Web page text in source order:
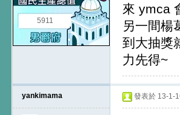
5911
來 ymca
另一間楊
到大抽獎
力先得~
yankimama 發表於 13-1-